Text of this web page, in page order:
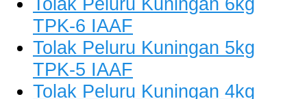
TPK-6 IAAF
Tolak Peluru Kuningan 5kg
TPK-5 IAAF
Tolak Peluru Kuningan 4kg